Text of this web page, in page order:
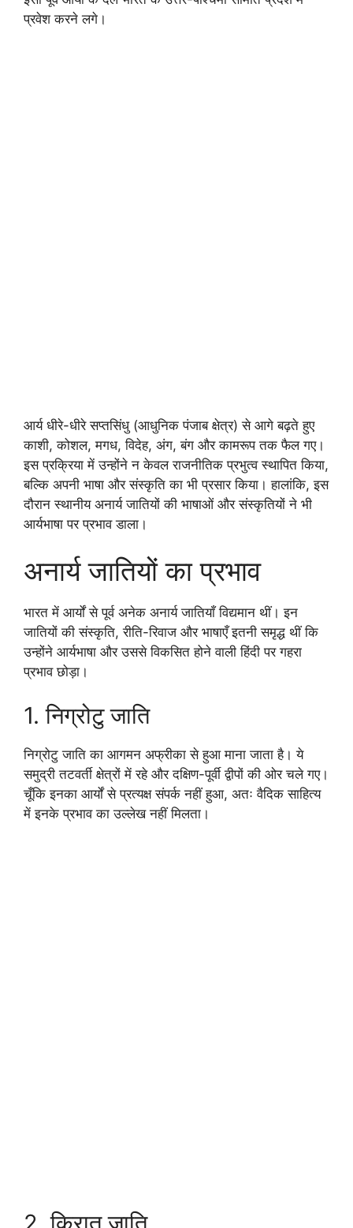
प्रवेश करने लगे।
आर्य धीरे-धीरे सप्तसिंधु (आधुनिक पंजाब क्षेत्र) से आगे बढ़ते हुए
काशी, कोशल, मगध, विदेह, अंग, बंग और कामरूप तक फैल गए।
इस प्रक्रिया में उन्होंने न केवल राजनीतिक प्रभुत्व स्थापित किया,
बल्कि अपनी भाषा और संस्कृति का भी प्रसार किया। हालांकि, इस
दौरान स्थानीय अनार्य जातियों की भाषाओं और संस्कृतियों ने भी
आर्यभाषा पर प्रभाव डाला।
अनार्य जातियों का प्रभाव
भारत में आर्यों से पूर्व अनेक अनार्य जातियाँ विद्यमान थीं। इन
जातियों की संस्कृति, रीति-रिवाज और भाषाएँ इतनी समृद्ध थीं कि
उन्होंने आर्यभाषा और उससे विकसित होने वाली हिंदी पर गहरा
प्रभाव छोड़ा।
1. निग्रोटु जाति
निग्रोटु जाति का आगमन अफ्रीका से हुआ माना जाता है। ये
समुद्री तटवर्ती क्षेत्रों में रहे और दक्षिण-पूर्वी द्वीपों की ओर चले गए।
चूँकि इनका आर्यों से प्रत्यक्ष संपर्क नहीं हुआ, अतः वैदिक साहित्य
में इनके प्रभाव का उल्लेख नहीं मिलता।